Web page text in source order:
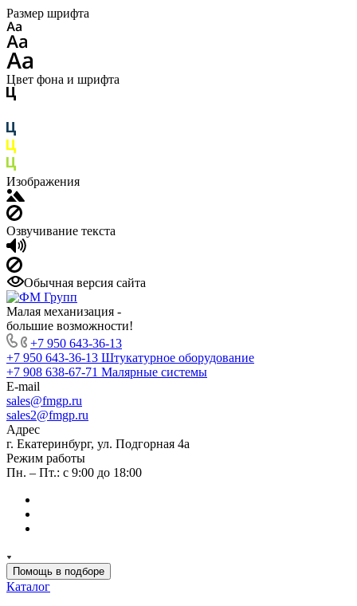
Размер шрифта
Цвет фона и шрифта
Изображения
Озвучивание текста
Обычная версия сайта
Малая механизация -
большие возможности!
+7 950 643-36-13
+7 950 643-36-13 Штукатурное оборудование
+7 908 638-67-71 Малярные системы
E-mail
sales@fmgp.ru
sales2@fmgp.ru
Адрес
г. Екатеринбург, ул. Подгорная 4а
Режим работы
Пн. – Пт.: с 9:00 до 18:00
Помощь в подборе
Каталог